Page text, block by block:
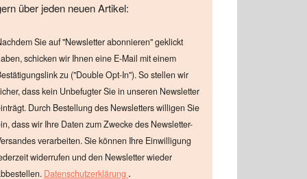
über jeden neuen Artikel:
Sie auf "Newsletter abonnieren" geklickt
schicken wir Ihnen eine E-Mail mit einem
zu ("Double Opt-In"). So stellen wir
dass kein Unbefugter Sie in unseren Newsletter
Durch Bestellung des Newsletters willigen Sie
dass wir Ihre Daten zum Zwecke des Newsletter-
verarbeiten. Sie können Ihre Einwilligung
widerrufen und den Newsletter wieder
Datenschutzerklärung .